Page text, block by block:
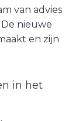
van advies
nieuwe
en zijn
in het